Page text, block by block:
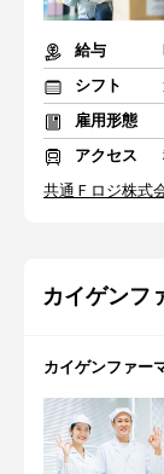
給与
シフト
雇用形態
アクセス
共通Ｆロジ株式
カイゲンフ
カイゲンファー